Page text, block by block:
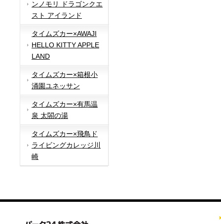
ンノモリ ドラゴンクエ
スト アイランド
タイムズカー×AWAJI
HELLO KITTY APPLE
LAND
タイムズカー×箱根小
涌園ユネッサン
タイムズカー×有馬温
泉 太閤の湯
タイムズカー×飛鳥ド
ライビングカレッジ川
崎